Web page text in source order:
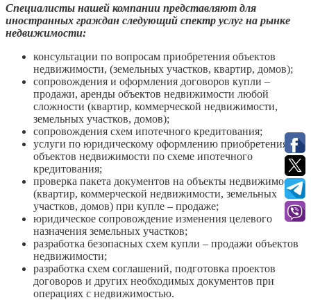
Специалисты нашей компании представляют для
иностранных граждан следующий спектр услуг на рынке
недвижимости:
консультации по вопросам приобретения объектов
недвижимости, (земельных участков, квартир, домов);
сопровождения и оформления договоров купли –
продажи, аренды объектов недвижимости любой
сложности (квартир, коммерческой недвижимости,
земельных участков, домов);
сопровождения схем ипотечного кредитования;
услуги по юридическому оформлению приобретения
объектов недвижимости по схеме ипотечного
кредитования;
проверка пакета документов на объекты недвижимости
(квартир, коммерческой недвижимости, земельных
участков, домов) при купле – продаже;
юридическое сопровождение изменения целевого
назначения земельных участков;
разработка безопасных схем купли – продажи объектов
недвижимости;
разработка схем соглашений, подготовка проектов
договоров и других необходимых документов при
операциях с недвижимостью.